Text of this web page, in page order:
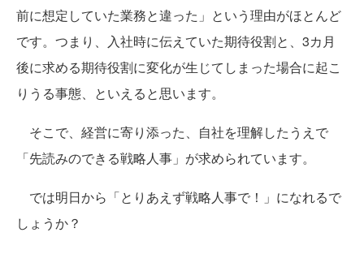
前に想定していた業務と違った」という理由がほとんど
です。つまり、入社時に伝えていた期待役割と、3カ月
後に求める期待役割に変化が生じてしまった場合に起こ
りうる事態、といえると思います。
そこで、経営に寄り添った、自社を理解したうえで
「先読みのできる戦略人事」が求められています。
では明日から「とりあえず戦略人事で！」になれるで
しょうか？